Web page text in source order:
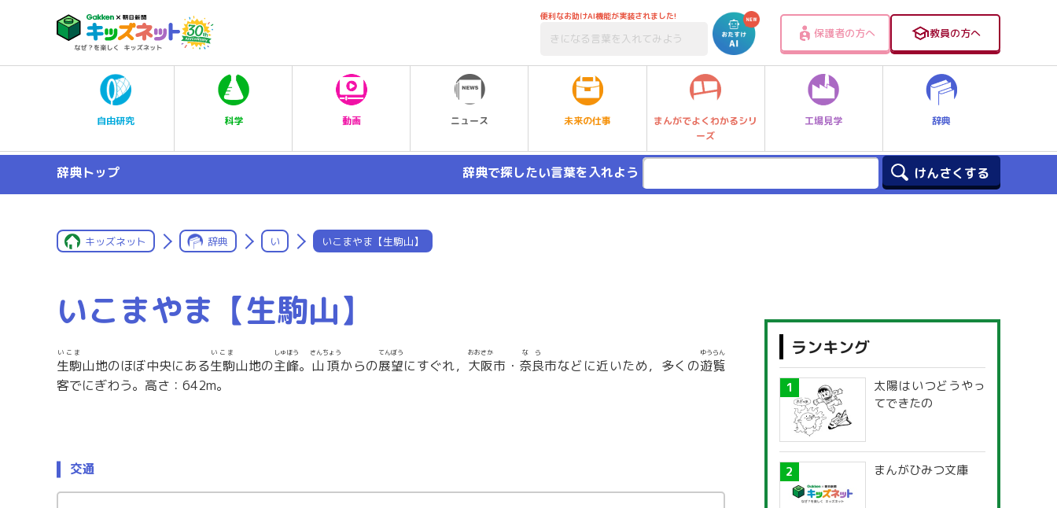
便利なお助けAI機能が実装されました!
保護者の方へ 教員の方へ
自由研究 科学 動画 ニュース 未来の仕事
まんがでよくわかるシリ
ーズ
工場見学 辞典
辞典トップ 辞典で探したい言葉を入れよう
キッズネット 辞典 い いこまやま【生駒山】
いこまやま【生駒山】
生駒
いこま
山地のほぼ中央にある生駒
いこま
山地の主峰
しゅほう
。 山頂
さんちょう
からの展望
てんぼう
にすぐれ， 大阪
おおさか
市・ 奈良
なら
市などに近いため，多くの遊覧
ゆうらん
客でにぎわう。高さ：642m。
交通
ランキング
太陽はいつどうやっ
てできたの
まんがひみつ文庫